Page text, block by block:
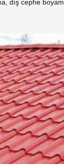
dış cephe